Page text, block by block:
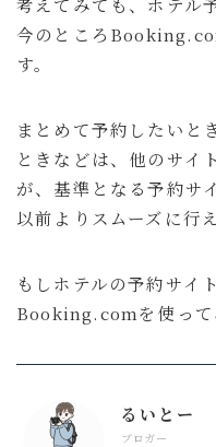
考えてみても、ホテル
今のところ
す。
まとめて予約したいと
ときなどは、他のサイ
が、基準となる予約サ
以前よりスムーズに行
もしホテルの予約サイ
Booking.comを使って
るいとー
ブロガー